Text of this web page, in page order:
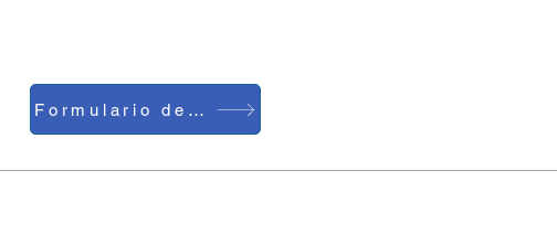
Formulario de contacto